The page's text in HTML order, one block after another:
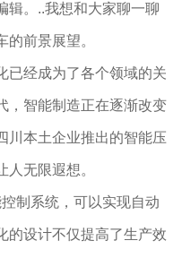
辑。..我想和大家聊一聊
前景展望。
已经成为了各个领域的关
，智能制造正在逐渐改变
川本土企业推出的智能压
无限遐想。
制系统，可以实现自动
的设计不仅提高了生产效